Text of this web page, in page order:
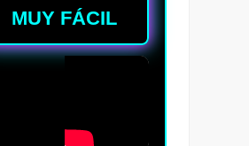
MUY FÁCIL